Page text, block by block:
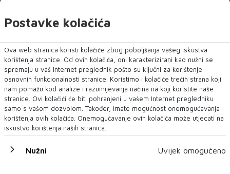
kada se prvenstvo nastavi, a zatim kroz koji dan dođe i
NAJNOVIJE NAJČITANIJE
Postavke kolačića
Ova web stranica koristi kolačiće zbog poboljšanja vašeg iskustva
korištenja stranice. Od ovih kolačića, oni karakterizirani kao nužni se
spremaju u vaš Internet preglednik pošto su ključni za korištenje
osnovnih funkcionalnosti stranice. Koristimo i kolačiće trećih strana koji
nam pomažu kod analize i razumijevanja načina na koji koristite naše
stranice. Ovi kolačići će biti pohranjeni u vašem Internet pregledniku
samo s vašom dozvolom. Također, imate mogućnost onemogućavanja
korištenja ovih kolačića. Onemogućavanje ovih kolačića može utjecati na
iskustvo korištenja naših stranica.
Nužni Uvijek omogućeno